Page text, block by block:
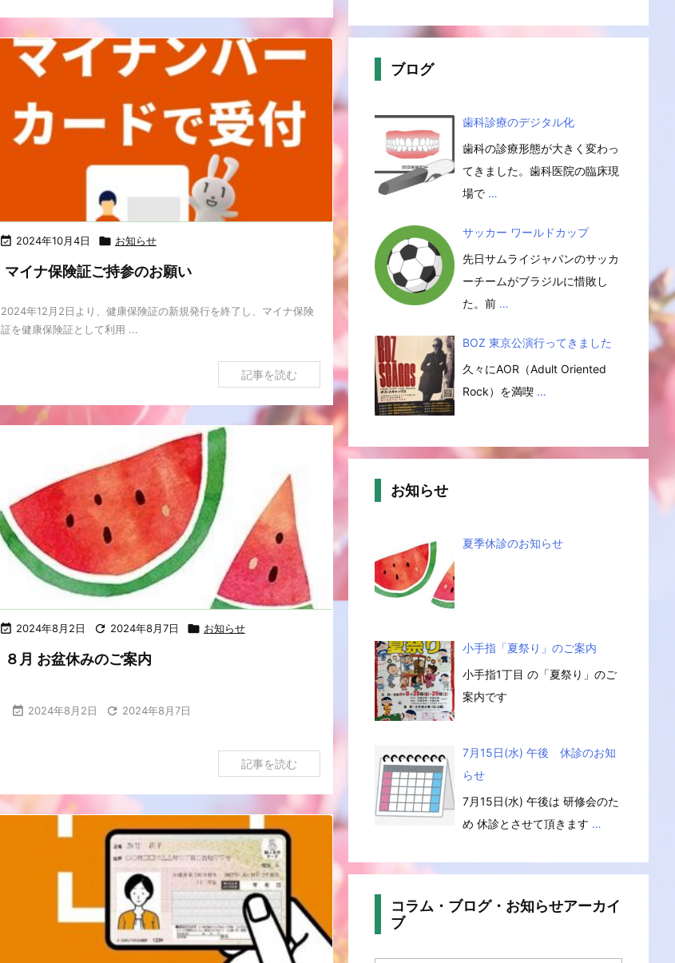
 2024年10月4日  お知らせ
マイナ保険証ご持参のお願い
2024年12月2日より、健康保険証の新規発行を終了し、マイナ保険
証を健康保険証として利用 ...
記事を読む
 2024年8月2日  2024年8月7日  お知らせ
８月 お盆休みのご案内
 2024年8月2日  2024年8月7日
記事を読む
ブログ
歯科診療のデジタル化
歯科の診療形態が大きく変わっ
てきました。歯科医院の臨床現
場で …
サッカー ワールドカップ
先日サムライジャパンのサッカ
ーチームがブラジルに惜敗し
た。前 …
BOZ 東京公演行ってきました
久々にAOR（Adult Oriented
Rock）を満喫 …
お知らせ
夏季休診のお知らせ
小手指「夏祭り」のご案内
小手指1丁目 の「夏祭り」のご
案内です
7月15日(水) 午後 休診のお知
らせ
7月15日(水) 午後は 研修会のた
め 休診とさせて頂きます …
コラム・ブログ・お知らせアーカイ
ブ